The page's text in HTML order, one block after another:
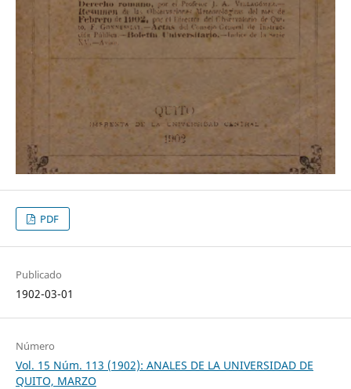
PDF
Publicado
1902-03-01
Número
Vol. 15 Núm. 113 (1902): ANALES DE LA UNIVERSIDAD DE
QUITO, MARZO